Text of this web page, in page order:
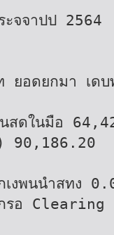
ะจจาปป 2564
ยอดยกมา เด
นสดในมือ
90,186.20
เงพนนำสทง
กรอ